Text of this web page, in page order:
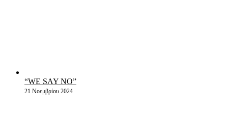
“WE SAY NO”
21 Νοεμβρίου 2024